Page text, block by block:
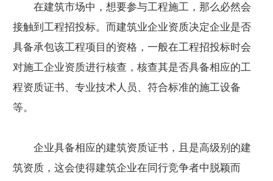
在建筑市场中，想要参与工程施工，那么必然会
接触到工程招投标。而建筑业企业资质决定企业是否
具备承包该工程项目的资格，一般在工程招投标时会
对施工企业资质进行核查，核查其是否具备相应的工
程资质证书、专业技术人员、符合标准的施工设备
等。
企业具备相应的建筑资质证书，且是高级别的建
筑资质，这会使得建筑企业在同行竞争者中脱颖而